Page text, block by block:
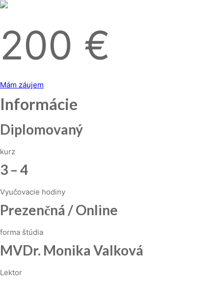
200 €
Mám záujem
Informácie
Diplomovaný
kurz
3 – 4
Vyučovacie hodiny
Prezenčná / Online
forma štúdia
MVDr. Monika Valková
Lektor